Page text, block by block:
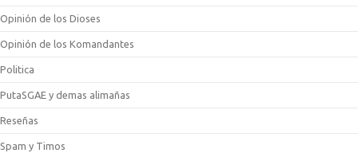
Opinión de los Dioses
Opinión de los Komandantes
Politica
PutaSGAE y demas alimañas
Reseñas
Spam y Timos